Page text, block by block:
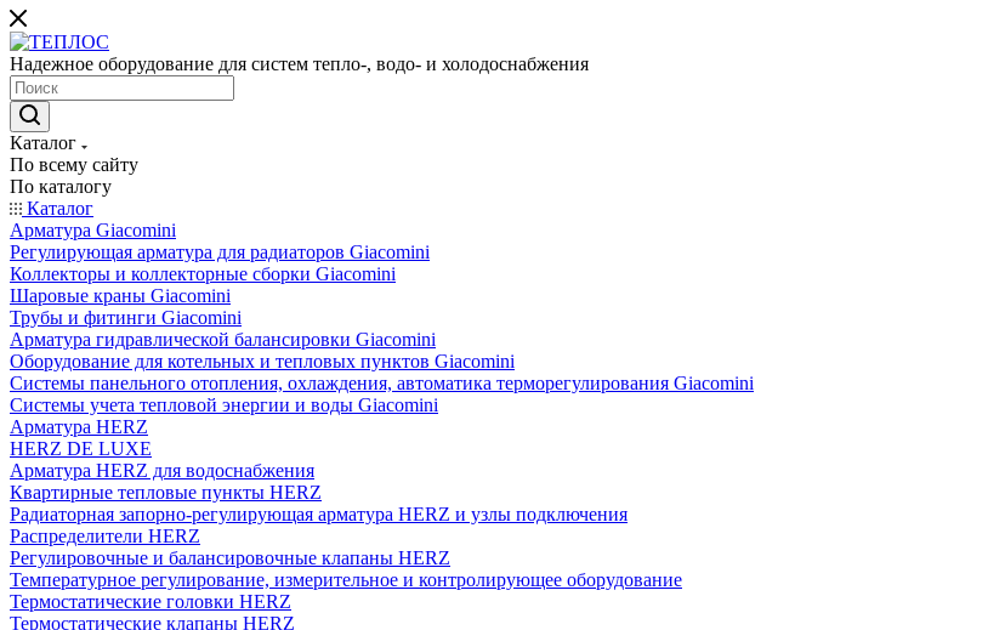
Надежное оборудование для систем тепло-, водо- и холодоснабжения
Каталог
По всему сайту
По каталогу
Каталог
Арматура Giacomini
Регулирующая арматура для радиаторов Giacomini
Коллекторы и коллекторные сборки Giacomini
Шаровые краны Giacomini
Трубы и фитинги Giacomini
Арматура гидравлической балансировки Giacomini
Оборудование для котельных и тепловых пунктов Giacomini
Системы панельного отопления, охлаждения, автоматика терморегулирования Giacomini
Системы учета тепловой энергии и воды Giacomini
Арматура HERZ
HERZ DE LUXE
Арматура HERZ для водоснабжения
Квартирные тепловые пункты HERZ
Радиаторная запорно-регулирующая арматура HERZ и узлы подключения
Распределители HERZ
Регулировочные и балансировочные клапаны HERZ
Температурное регулирование, измерительное и контролирующее оборудование
Термостатические головки HERZ
Термостатические клапаны HERZ